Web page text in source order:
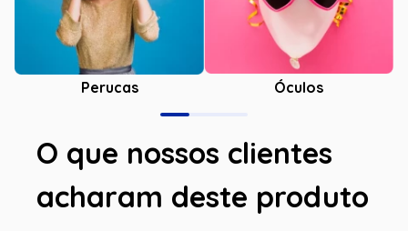
Perucas Óculos
O que nossos clientes
acharam deste produto